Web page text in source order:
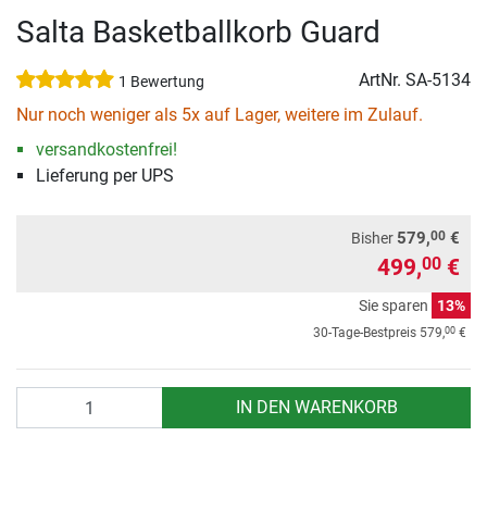
Salta Basketballkorb Guard
1 Bewertung ArtNr. SA-5134
Nur noch weniger als 5x auf Lager, weitere im Zulauf.
versandkostenfrei!
Lieferung per UPS
Bisher 579,00 €
499,00 €
Sie sparen 13%
30-Tage-Bestpreis 579,00 €
IN DEN WARENKORB